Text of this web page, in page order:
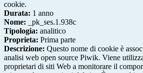
cookie.
Durata: 1 anno
Nome: _pk_ses.1.938c
Tipologia: analitico
Proprieta: Prima parte
Descrizione: Questo nome di cookie è
analisi web open source Piwik. Viene
proprietari di siti Web a monitorare il